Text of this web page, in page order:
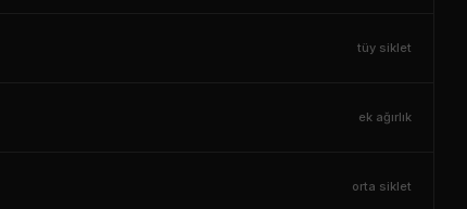
tüy siklet
ek ağırlık
orta siklet